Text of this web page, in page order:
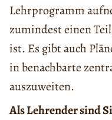
Lehrprogramm
zumindest einen
ist. Es gibt auch
in benachbarte
auszuweiten.
Als Lehrender sind